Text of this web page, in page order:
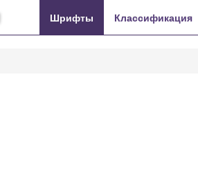
Шрифты Классификация